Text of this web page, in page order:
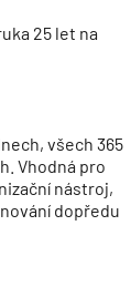
25 let na
všech 365
Vhodná pro
nástroj,
dopředu